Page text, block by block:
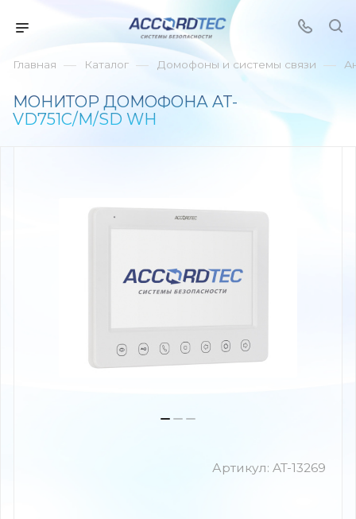
Главная — Каталог — Домофоны и системы связи —
МОНИТОР ДОМОФОНА AT-
VD751C/M/SD WH
Артикул: AT-13269